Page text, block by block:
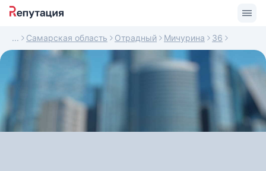
Самарская область Отрадный Мичурина 36